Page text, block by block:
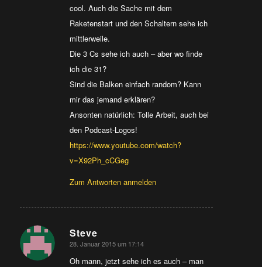
cool. Auch die Sache mit dem
Raketenstart und den Schaltern sehe ich
mittlerweile.
Die 3 Cs sehe ich auch – aber wo finde
ich die 31?
Sind die Balken einfach random? Kann
mir das jemand erklären?
Ansonten natürlich: Tolle Arbeit, auch bei
den Podcast-Logos!
https://www.youtube.com/watch?
v=X92Ph_cCGeg
Zum Antworten anmelden
Steve
sagte:
28. Januar 2015 um 17:14
Oh mann, jetzt sehe ich es auch – man